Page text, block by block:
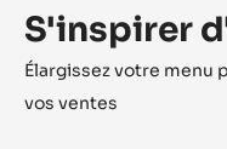
S'inspirer
Élargissez votre menu
vos ventes